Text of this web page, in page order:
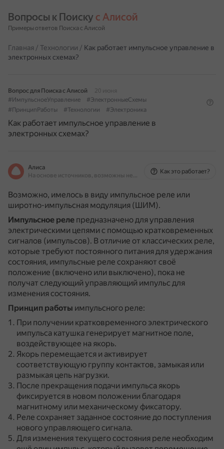
Вопросы к Поиску с Алисой
Примеры ответов Поиска с Алисой
Главная / Технологии / Как работает импульсное управление в
электронных схемах?
Вопрос для Поиска с Алисой
20 июня
#ИмпульсноеУправление
#ЭлектронныеСхемы
#ПринципРаботы
#Технологии #Электроника
Как работает импульсное управление в
электронных схемах?
Алиса
На основе источников, возможны неточности
Как это работает?
Возможно, имелось в виду импульсное реле или
широтно-импульсная модуляция (ШИМ).
Импульсное реле предназначено для управления
электрическими цепями с помощью кратковременных
сигналов (импульсов). В отличие от классических реле,
которые требуют постоянного питания для удержания
состояния, импульсные реле сохраняют своё
положение (включено или выключено), пока не
получат следующий управляющий импульс для
изменения состояния.
Принцип работы импульсного реле:
При получении кратковременного электрического
импульса катушка генерирует магнитное поле,
воздействующее на якорь.
Якорь перемещается и активирует
соответствующую группу контактов, замыкая или
размыкая цепь нагрузки.
После прекращения подачи импульса якорь
фиксируется в новом положении благодаря
магнитному или механическому фиксатору.
Реле сохраняет заданное состояние до поступления
нового управляющего сигнала.
Для изменения текущего состояния реле необходим